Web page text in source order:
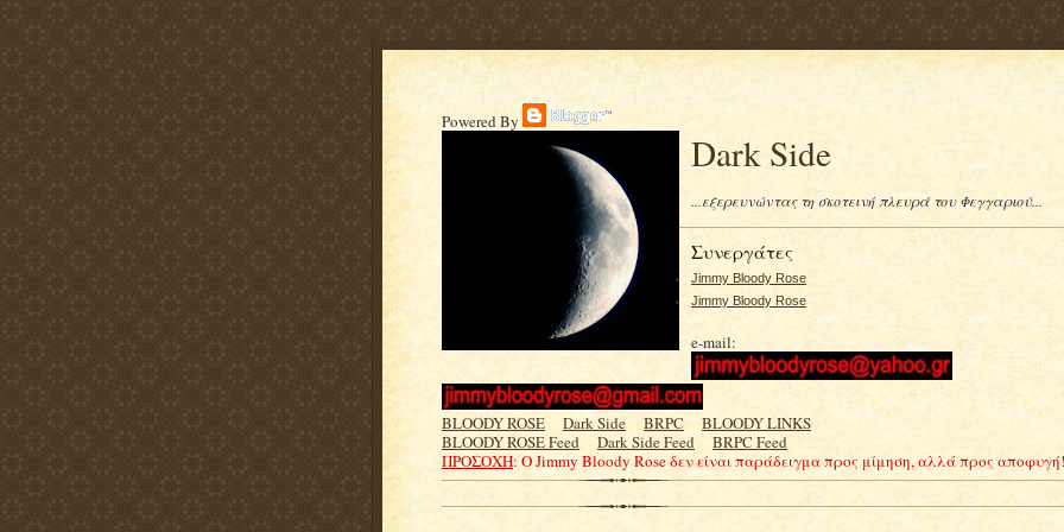
Powered By
Dark Side
...εξερευνώντας τη σκοτεινή πλευρά του Φεγγαριού...
Συνεργάτες
Jimmy Bloody Rose
Jimmy Bloody Rose
e-mail:
BLOODY ROSE.....Dark Side.....BRPC.....BLOODY LINKS
BLOODY ROSE Feed.....Dark Side Feed.....BRPC Feed
ΠΡΟΣΟΧΗ: Ο Jimmy Bloody Rose δεν είναι παράδειγμα προς μίμηση, αλλά προς αποφυγή!